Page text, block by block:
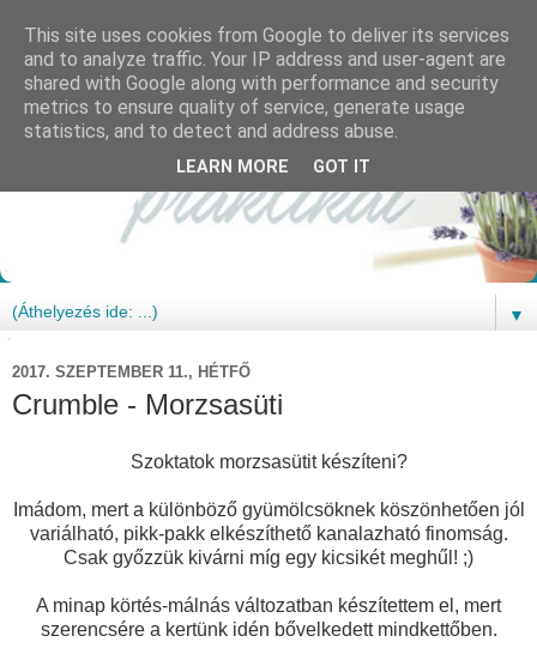
▼
2017. SZEPTEMBER 11., HÉTFŐ
Crumble - Morzsasüti
Szoktatok morzsasütit készíteni?
Imádom, mert a különböző gyümölcsöknek köszönhetően jól
variálható, pikk-pakk elkészíthető kanalazható finomság.
Csak győzzük kivárni míg egy kicsikét meghűl! ;)
A minap körtés-málnás változatban készítettem el, mert
szerencsére a kertünk idén bővelkedett mindkettőben.
This site uses cookies from Google to deliver its services
and to analyze traffic. Your IP address and user-agent are
shared with Google along with performance and security
metrics to ensure quality of service, generate usage
statistics, and to detect and address abuse.
LEARN MORE GOT IT